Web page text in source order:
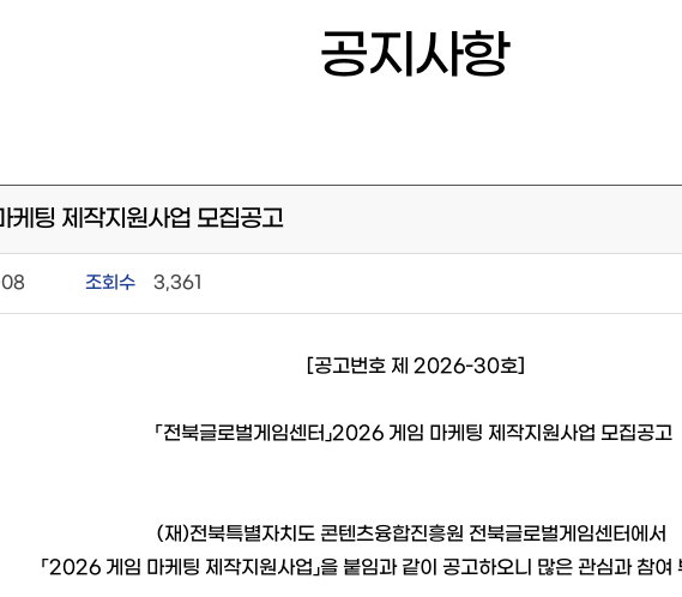
공지사항
팅 제작지원사업 모집공고
조회수 3,361
[공고번호 제 2026-30호]
「전북글로벌게임센터」2026 게임 마케팅 제작지원사업 모집공고
(재)전북특별자치도 콘텐츠융합진흥원 전북글로벌게임센터에서
「2026 게임 마케팅 제작지원사업」을 붙임과 같이 공고하오니 많은 관심과 참여